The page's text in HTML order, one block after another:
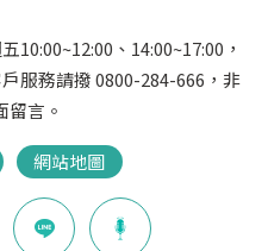
、14:00~17:00，
服務請撥 0800-284-666，非
留言。
網站地圖